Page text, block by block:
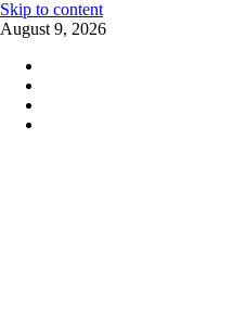
Skip to content
August 9, 2026